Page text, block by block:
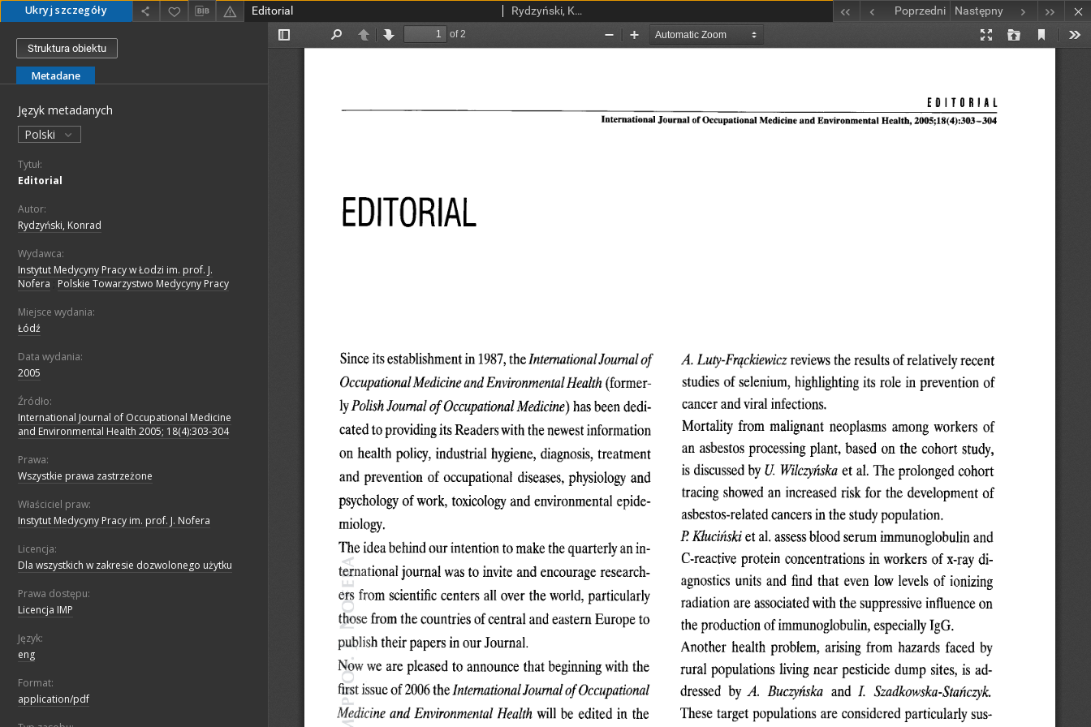
Ukryj szczegóły Editorial Rydzyński, Konrad Poprzedni Następny
Struktura obiektu
Metadane
Język metadanych
Polski
Tytuł:
Editorial
Autor:
Rydzyński, Konrad
Wydawca:
Instytut Medycyny Pracy w Łodzi im. prof. J.
Nofera
Polskie Towarzystwo Medycyny Pracy
Miejsce wydania:
Łódź
Data wydania:
2005
Źródło:
International Journal of Occupational Medicine
and Environmental Health 2005; 18(4):303-304
Prawa:
Wszystkie prawa zastrzeżone
Właściciel praw:
Instytut Medycyny Pracy im. prof. J. Nofera
Licencja:
Dla wszystkich w zakresie dozwolonego użytku
Prawa dostępu:
Licencja IMP
Język:
eng
Format:
application/pdf